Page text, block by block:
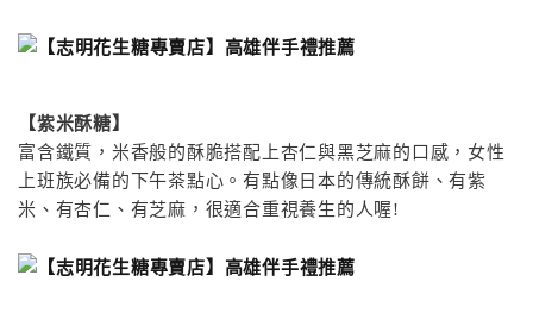
【紫米酥糖】
富含鐵質，米香般的酥脆搭配上杏仁與黑芝麻的口感，女性
上班族必備的下午茶點心。有點像日本的傳統酥餅、有紫
米、有杏仁、有芝麻，很適合重視養生的人喔!